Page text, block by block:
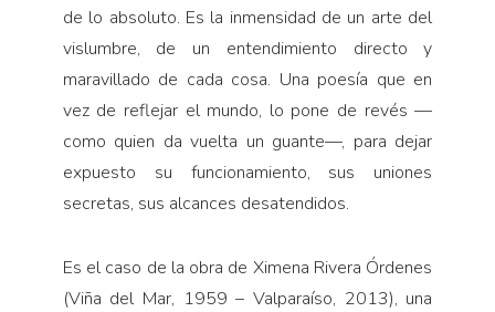
de lo absoluto. Es la inmensidad de un arte del
vislumbre, de un entendimiento directo y
maravillado de cada cosa. Una poesía que en
vez de reflejar el mundo, lo pone de revés —
como quien da vuelta un guante—, para dejar
expuesto su funcionamiento, sus uniones
secretas, sus alcances desatendidos.
Es el caso de la obra de Ximena Rivera Órdenes
(Viña del Mar, 1959 – Valparaíso, 2013), una